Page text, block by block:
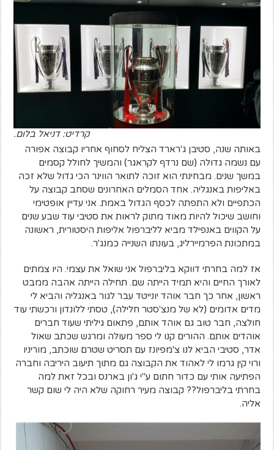
קרדיט: דניאל בלום.
באותה שנה, סטיבן ג'רארד הצליח לסחוף אחריו קבוצה אפורה
עם נשמה גדולה (שם נרדף לקראגר) והמשיך לחולל קסמים
במשך שנים. מבחינתי הוא זוכה לתואר הווינר הכי גדול שלא זכה
באליפות באנגליה. אחד הסמלים האחרונים שסחב קבוצה על
הכתפיים ולא התפתה לכסף הגדול באמת. אני עדיין אופטימי
וחושב שיכול להיות מאוד מתוק לראות את סטיבי עוד שבע שנים
על הקווים באנפילד מביא לליברפול אליפות היסטורית, ראשונה
במתכונת הפרמיירליג, בעונתו השנייה כמנג'ר.
אז למה בחרתי דווקא בליברפול אני שואל את עצמי. היו צמתים
לאורך החיים והיא תמיד הייתה שם. תחילה הייתה אהבה ממבט
ראשון, אחר כך חבר אוהד יונייטד עבר לגור באנגליה והביא לי
מדים אדומים (לא של מנצ'סטר חלילה), טסתי ללונדון ורכשתי עוד
חולצה, חבר טוב גם אוהד אותם, פתאום גיליתי שעוד חברים
אוהדים אותם. ההורים קנו לי ספר מעולה ומרגש שכתב שאול
אדר, סטיבי הביא לנו צ'מפיונז עם תסריט שטרם שוכתב, מוריניו
ורוי קין גרמו לי לאהוד את הקבוצה גם מתוך תיעוב היריבה וחברה
הפתיעה אותי עם כדור חתום ע"י ג'ון בארנס ובכל זאת למה
בחרתי בליברפול?? קבוצה מעיר רחוקה שלא היה לי שום קשר
אליה.